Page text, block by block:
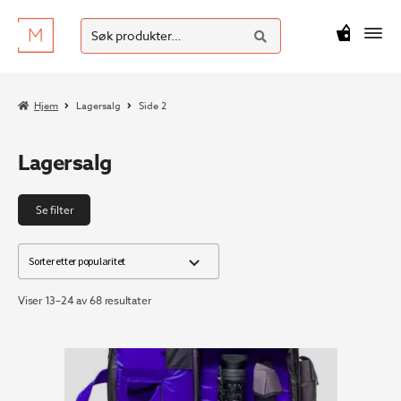
Hopp
til
Hopp
til
Søk
etter:
SØK
kr0
Hjem Lagersalg Side 2
Lagersalg
Se filter
Viser 13–24 av 68 resultaterSortert